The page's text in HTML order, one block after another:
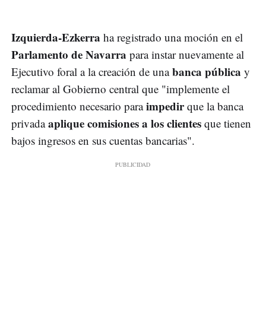
Izquierda-Ezkerra ha registrado una moción en el
Parlamento de Navarra para instar nuevamente al
Ejecutivo foral a la creación de unabanca pública y
reclamar al Gobierno central que "implemente el
procedimiento necesario paraimpedirque la banca
privadaaplique comisiones a los clientes que tienen
bajos ingresos en sus cuentas bancarias".